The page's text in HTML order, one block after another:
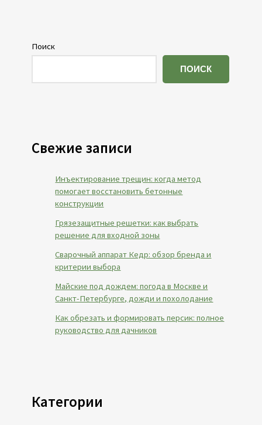
Поиск
ПОИСК
Свежие записи
Инъектирование трещин: когда метод
помогает восстановить бетонные
конструкции
Грязезащитные решетки: как выбрать
решение для входной зоны
Сварочный аппарат Кедр: обзор бренда и
критерии выбора
Майские под дождем: погода в Москве и
Санкт-Петербурге, дожди и похолодание
Как обрезать и формировать персик: полное
руководство для дачников
Категории